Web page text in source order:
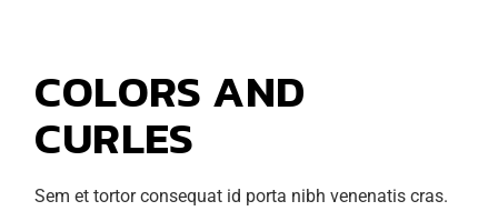
COLORS AND
CURLES
Sem et tortor consequat id porta nibh venenatis cras.